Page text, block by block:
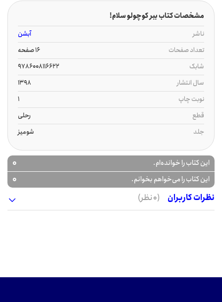
مشخصات کتاب ببر کوچولو سلام!
ناشر
آبشن
تعداد صفحات
16 صفحه
شابک
9786008116622
سال انتشار
1398
نوبت چاپ
1
قطع
رحلی
جلد
شومیز
این کتاب را خوانده‌ام. 0
این کتاب را می‌خواهم بخوانم.
0
نظرات کاربران
(0 نظر)